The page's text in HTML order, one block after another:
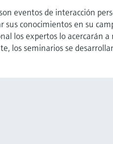
eventos de interacción
sus conocimientos en su
los expertos lo acercarán
los seminarios se